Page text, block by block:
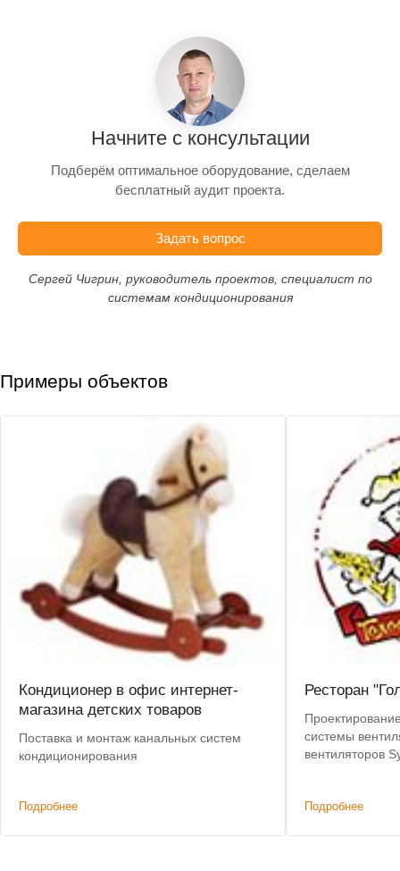
Начните с консультации
Подберём оптимальное оборудование, сделаем
бесплатный аудит проекта.
Задать вопрос
Сергей Чигрин, руководитель проектов, специалист по
системам кондиционирования
Примеры объектов
Кондиционер в офис интернет-
магазина детских товаров
Поставка и монтаж канальных систем
кондиционирования
Подробнее
Ресторан
системы
вентиляторов
Подробнее